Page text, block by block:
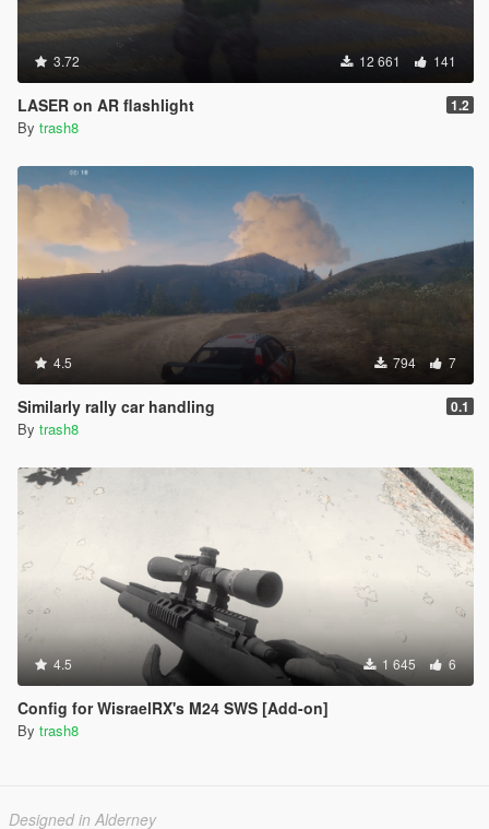
3.72 12 661 141
LASER on AR flashlight 1.2
By trash8
4.5 794 7
Similarly rally car handling 0.1
By trash8
4.5 1 645 6
Config for WisraelRX's M24 SWS [Add-on]
By trash8
Designed in Alderney